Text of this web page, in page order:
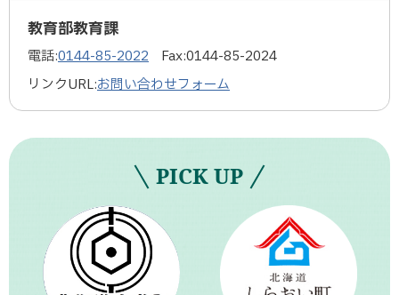
教育部教育課
電話:0144-85-2022 Fax:0144-85-2024
リンクURL:お問い合わせフォーム
PICK UP